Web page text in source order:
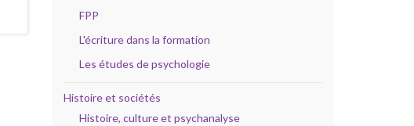
FPP
L'écriture dans la formation
Les études de psychologie
Histoire et sociétés
Histoire, culture et psychanalyse